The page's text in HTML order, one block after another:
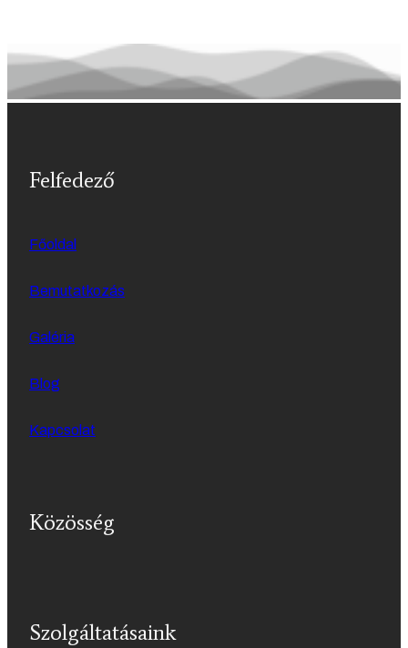
Felfedező
Főoldal
Bemutatkozás
Galéria
Blog
Kapcsolat
Közösség
Szolgáltatásaink